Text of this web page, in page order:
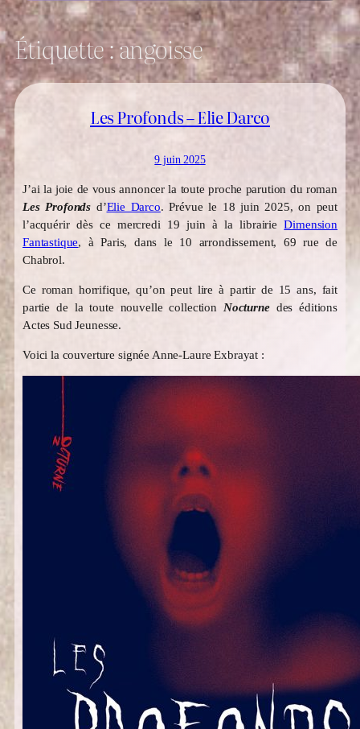
Étiquette :angoisse
Les Profonds – Elie Darco
9 juin 2025
J’ai la joie de vous annoncer la toute proche parution du roman
Les Profonds d’Elie Darco. Prévue le 18 juin 2025, on peut
l’acquérir dès ce mercredi 19 juin à la librairieDimension
Fantastique, à Paris, dans le 10 arrondissement, 69 rue de
Chabrol.
Ce roman horrifique, qu’on peut lire à partir de 15 ans, fait
partie de la toute nouvelle collection Nocturnedes éditions
Actes Sud Jeunesse.
Voici la couverture signée Anne-Laure Exbrayat :